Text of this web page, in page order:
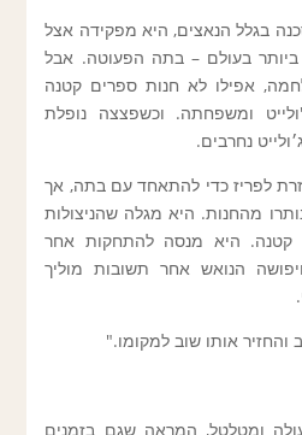
בגלל הנאצים, היא מפקידה אצל
בעולם – בתה הפעוטה. אבל
אפילו לא חנות ספרים קטנה
ומשפחתה. וכשפצצה נופלת
נחרבים.
לפריז כדי להתאחד עם בתה, אך
מהחנות. היא מגלה שהניצולות
קטנה. היא מנסה להתחקות אחר
הנואש אחר תשובות מוליך
והחזיר אותו שוב למקומו."
ומטלטל, המראה שגם בזמנים